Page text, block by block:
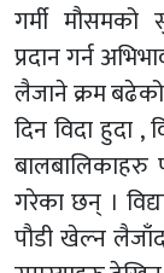
गर्मी मौसमको
प्रदान गर्न
लैजाने क्रम
दिन विदा हुदा
बालबालिकाहरु
गरेका छन् ।
पौडी खेल्न